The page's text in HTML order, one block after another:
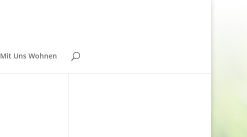
Mit Uns Wohnen